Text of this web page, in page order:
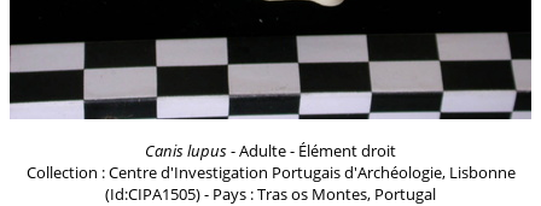
Canis lupus- Adulte - Élément droit
Collection : Centre d'Investigation Portugais d'Archéologie, Lisbonne
(Id:CIPA1505) - Pays : Tras os Montes, Portugal